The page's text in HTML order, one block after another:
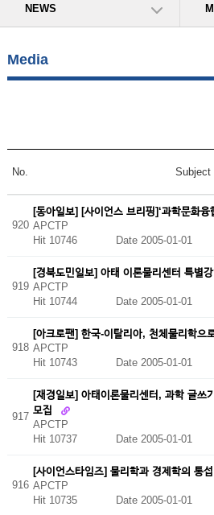
NEWS
Media
No. Subject
920
[동아일보] [사이언스 브리핑]‘과학문화융
APCTP
Hit 10746
Date 2005-01-01
919
[경북도민일보] 아태 이론물리센터 특별
APCTP
Hit 10744
Date 2005-01-01
918
[아크로팬] 한국-이탈리아, 천체물리학으
APCTP
Hit 10743
Date 2005-01-01
917
[재경일보] 아태이론물리센터, 과학 글쓰
모집
APCTP
Hit 10737 Date 2005-01-01
916
[사이언스타임즈] 물리학과 경제학의 통섭
APCTP
Hit 10735
Date 2005-01-01